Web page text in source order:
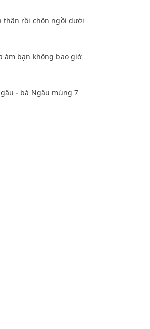
thân rồi chôn ngồi dưới
ám bạn không bao giờ
- bà Ngâu mùng 7